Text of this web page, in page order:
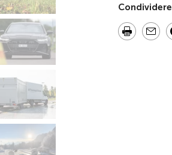
Condividere